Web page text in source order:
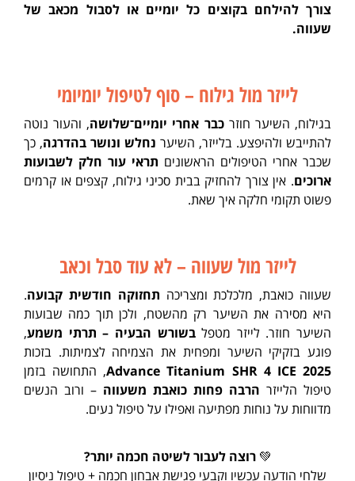
צורך להילחם בקוצים כל יומיים או לסבול מכאב של
שעווה.
לייזר מול גילוח – סוף לטיפול יומיומי
בגילוח, השיער חוזרכבר אחרי יומיים־שלושה, והעור נוטה
להתייבש ולהיפצע. בלייזר, השיער נחלש ונושר בהדרגה, כך
שכבר אחרי הטיפולים הראשונים תראי עור חלק לשבועות
ארוכים. אין צורך להחזיק בבית סכיני גילוח, קצפים או קרמים
פשוט תקומי חלקה איך שאת.
לייזר מול שעווה – לא עוד סבל וכאב
שעווה כואבת, מלכלכת ומצריכה תחזוקה חודשית קבועה.
היא מסירה את השיער רק מהשטח, ולכן תוך כמה שבועות
השיער חוזר. לייזר מטפלבשורש הבעיה – תרתי משמע,
פוגע בזקיקי השיער ומפחית את הצמיחה לצמיתות. בזכות
Advance Titanium SHR 4 ICE 2025, התחושה בזמן
טיפול הלייזר הרבה פחות כואבת משעווה – ורוב הנשים
מדווחות על נוחות מפתיעה ואפילו על טיפול נעים.
💚רוצה לעבור לשיטה חכמה יותר?
שלחי הודעה עכשיו וקבעי פגישת אבחון חכמה + טיפול ניסיון